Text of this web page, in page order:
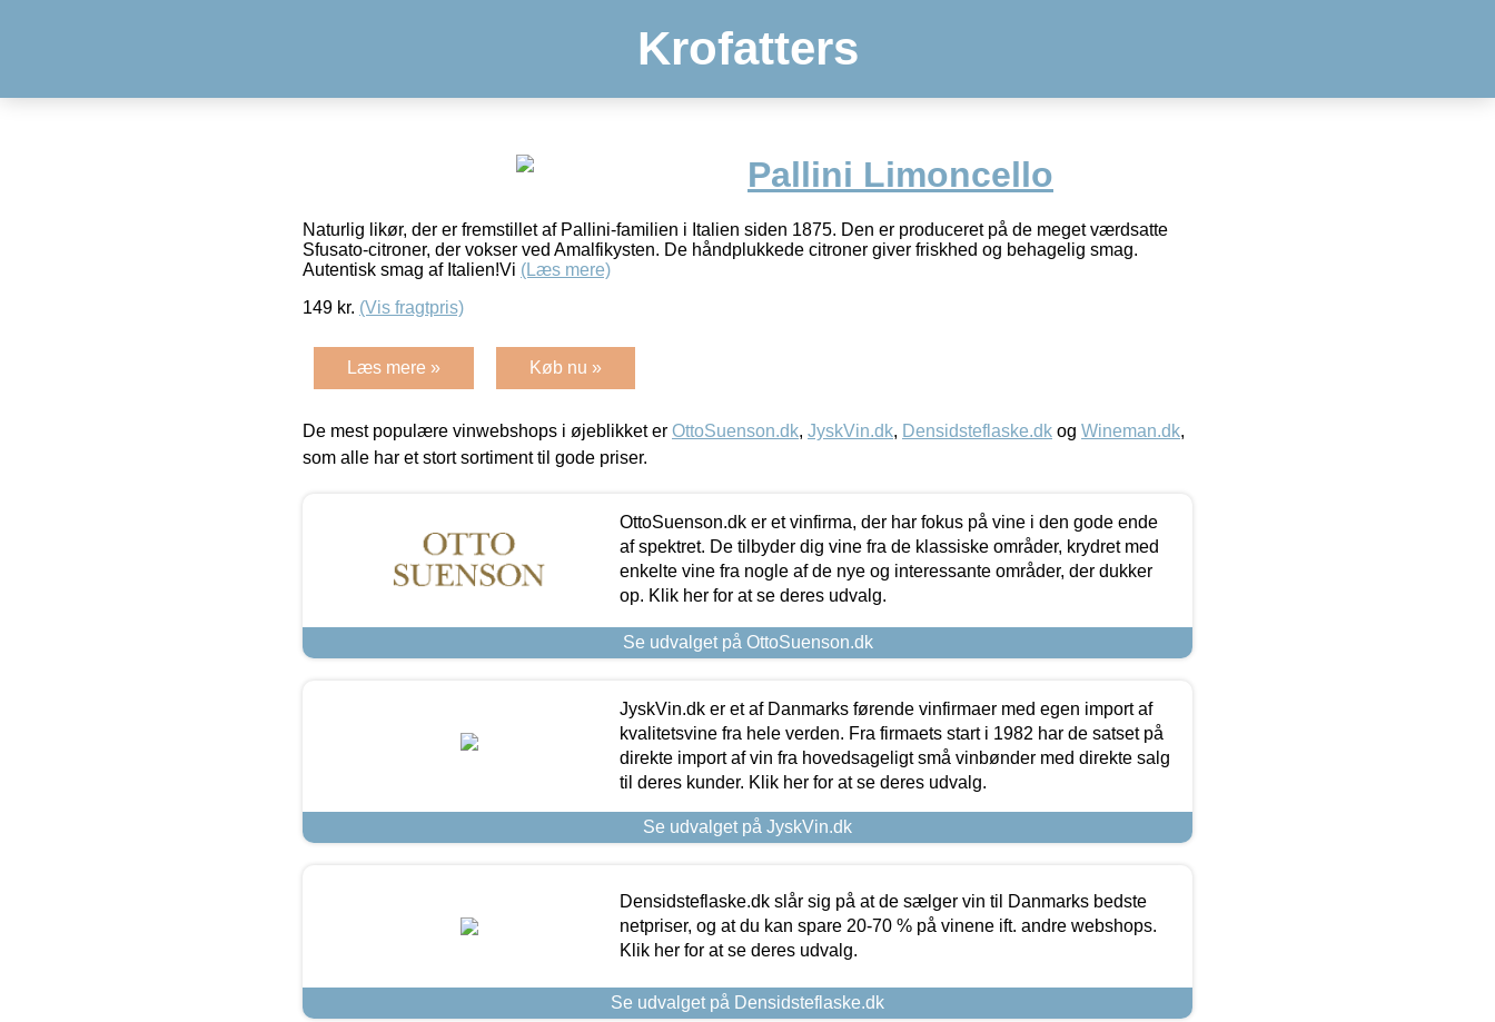
Krofatters
Pallini Limoncello
Naturlig likør, der er fremstillet af Pallini-familien i Italien siden 1875. Den er produceret på de meget værdsatte
Sfusato-citroner, der vokser ved Amalfikysten. De håndplukkede citroner giver friskhed og behagelig smag.
Autentisk smag af Italien!Vi (Læs mere)
149 kr. (Vis fragtpris)
Læs mere » Køb nu »
De mest populære vinwebshops i øjeblikket er OttoSuenson.dk, JyskVin.dk, Densidsteflaske.dk og Wineman.dk,
som alle har et stort sortiment til gode priser.
OttoSuenson.dk er et vinfirma, der har fokus på vine i den gode ende
af spektret. De tilbyder dig vine fra de klassiske områder, krydret med
enkelte vine fra nogle af de nye og interessante områder, der dukker
op. Klik her for at se deres udvalg.
Se udvalget på OttoSuenson.dk
JyskVin.dk er et af Danmarks førende vinfirmaer med egen import af
kvalitetsvine fra hele verden. Fra firmaets start i 1982 har de satset på
direkte import af vin fra hovedsageligt små vinbønder med direkte salg
til deres kunder. Klik her for at se deres udvalg.
Se udvalget på JyskVin.dk
Densidsteflaske.dk slår sig på at de sælger vin til Danmarks bedste
netpriser, og at du kan spare 20-70 % på vinene ift. andre webshops.
Klik her for at se deres udvalg.
Se udvalget på Densidsteflaske.dk